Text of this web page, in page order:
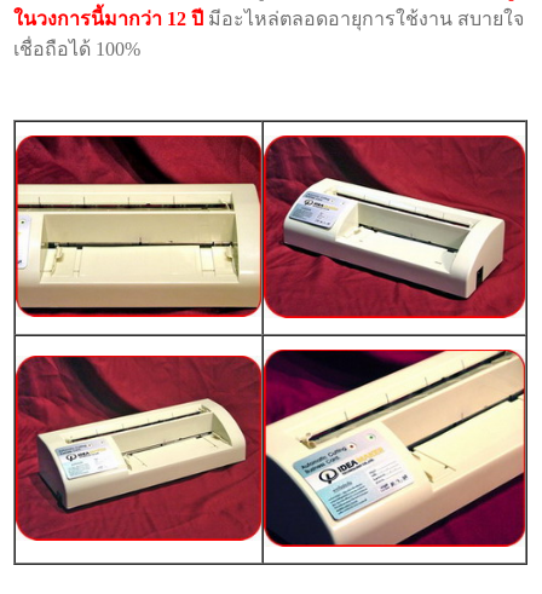
ในวงการนี้มากว่า 12 ปี มีอะไหล่ตลอดอายุการใช้งาน สบายใจ
เชื่อถือได้ 100%